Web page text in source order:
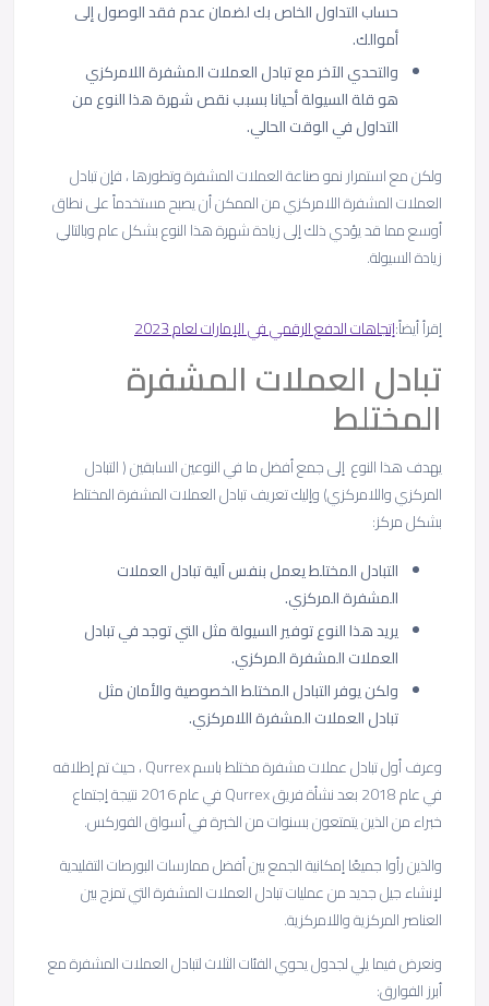
حساب التداول الخاص بك لضمان عدم فقد الوصول إلى
أموالك.
والتحدي الآخر مع تبادل العملات المشفرة اللامركزي
هو قلة السيولة أحيانا بسبب نقص شهرة هذا النوع من
التداول في الوقت الحالي.
ولكن مع استمرار نمو صناعة العملات المشفرة وتطورها ، فإن تبادل
العملات المشفرة اللامركزي من الممكن أن يصبح مستخدماً على نطاق
أوسع مما قد يؤدي ذلك إلى زيادة شهرة هذا النوع بشكل عام وبالتالي
زيادة السيولة.
إقرأ أيضاً:إتجاهات الدفع الرقمي في الإمارات لعام 2023
تبادل العملات المشفرة
المختلط
يهدف هذا النوع إلى جمع أفضل ما في النوعين السابقين ( التبادل
المركزي واللامركزي) وإليك تعريف تبادل العملات المشفرة المختلط
بشكل مركز:
التبادل المختلط يعمل بنفس آلية تبادل العملات
المشفرة المركزي.
يريد هذا النوع توفير السيولة مثل التي توجد في تبادل
العملات المشفرة المركزي.
ولكن يوفر التبادل المختلط الخصوصية والأمان مثل
تبادل العملات المشفرة اللامركزي.
وعرف أول تبادل عملات مشفرة مختلط باسم Qurrex ، حيث تم إطلاقه
في عام 2018 بعد نشأة فريق Qurrex في عام 2016 نتيجة إجتماع
خبراء من الذين يتمتعون بسنوات من الخبرة في أسواق الفوركس.
والذين رأوا جميعًا إمكانية الجمع بين أفضل ممارسات البورصات التقليدية
لإنشاء جيل جديد من عمليات تبادل العملات المشفرة التي تمزج بين
العناصر المركزية واللامركزية.
ونعرض فيما يلي لجدول يحوي الفئات الثلاث لتبادل العملات المشفرة مع
أبرز الفوارق: